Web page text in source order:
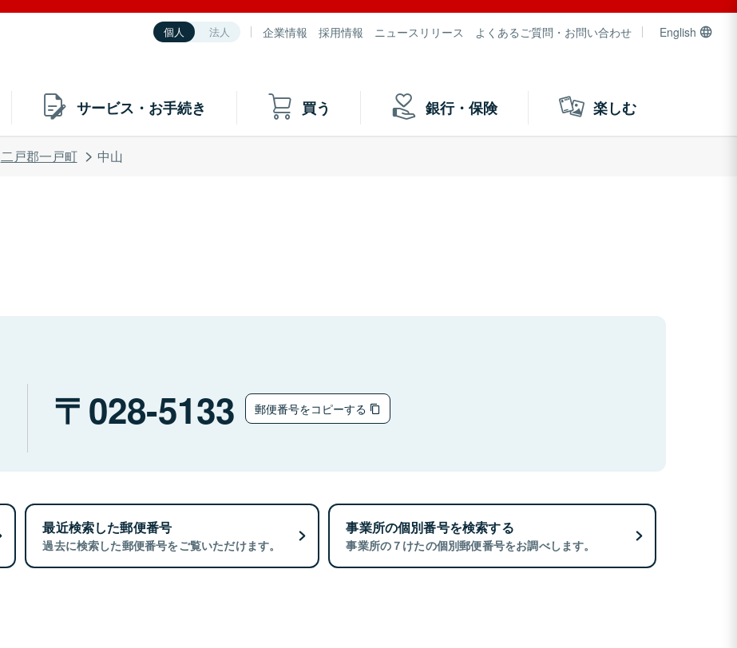
個人 法人 企業情報 採用情報 ニュースリリース よくあるご質問・お問い合わせ English
サービス・お手続き 買う 銀行・保険 楽しむ
二戸郡一戸町 中山
028-5133 郵便番号をコピーする
最近検索した郵便番号
過去に検索した郵便番号をご覧いただけます。
事業所の個別番号を検索する
事業所の７けたの個別郵便番号をお調べします。